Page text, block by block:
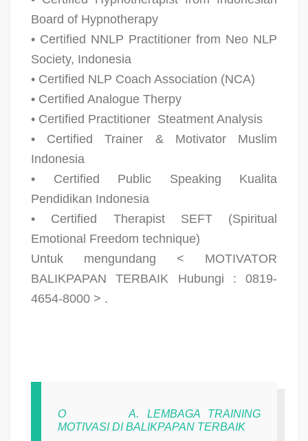
Board of Hypnotherapy
• Certified NNLP Practitioner from Neo NLP
Society, Indonesia
• Certified NLP Coach Association (NCA)
• Certified Analogue Therpy
• Certified Practitioner Steatment Analysis
• Certified Trainer & Motivator Muslim
Indonesia
• Certified Public Speaking Kualita
Pendidikan Indonesia
• Certified Therapist SEFT (Spiritual
Emotional Freedom technique)
Untuk mengundang < MOTIVATOR
BALIKPAPAN TERBAIK Hubungi : 0819-
4654-8000 > .
O
A. LEMBAGA TRAINING
MOTIVASI DI BALIKPAPAN TERBAIK